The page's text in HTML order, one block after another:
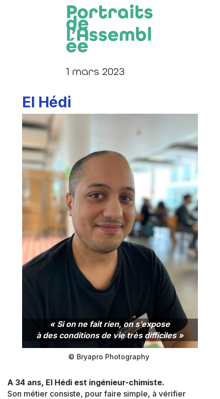
Portraits
de
l’Assembl
ée
1 mars 2023
El Hédi
« Si on ne fait rien, on s’expose
à des conditions de vie très difficiles »
© Bryapro Photography
A 34 ans, El Hédi est ingénieur-chimiste.
Son métier consiste, pour faire simple, à vérifier